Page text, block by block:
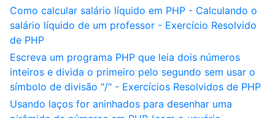
Como calcular salário líquido em PHP - Calculando o
salário líquido de um professor - Exercício Resolvido
de PHP
Escreva um programa PHP que leia dois números
inteiros e divida o primeiro pelo segundo sem usar o
símbolo de divisão "/" - Exercícios Resolvidos de PHP
Usando laços for aninhados para desenhar uma